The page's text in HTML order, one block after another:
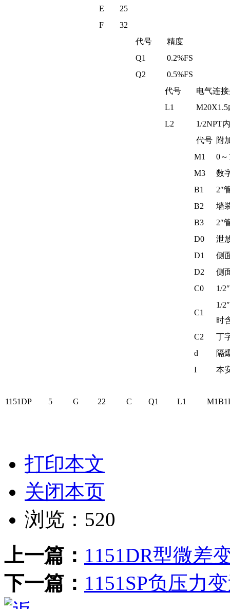
E
25
F
32
代号
精度
Q1
0.2%FS
Q2
0.5%FS
代号
电气连
L1
L2
1/2NPT
代号 附
M1
0
M3
数
B1
2″
B2
墙
B3
2″
D0
泄
D1
侧
D2
侧
C0
1/
C1
1/
时
C2
丁
d
隔
I
本
1151DP 5 G 22 C Q1 L1
打印本文
关闭本页
浏览： 520
上一篇： 1151DR型微差
下一篇： 1151SP负压力